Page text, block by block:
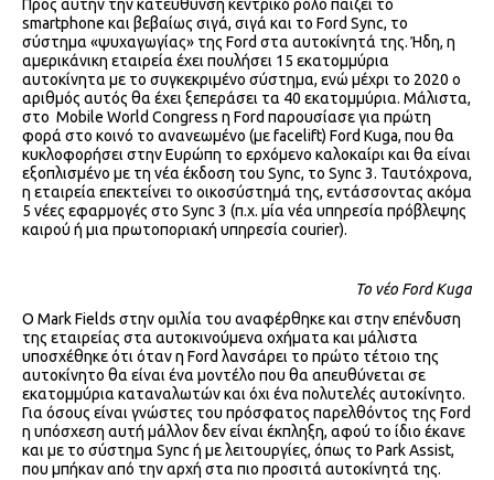
Προς αυτήν την κατεύθυνση κεντρικό ρόλο παίζει το
smartphone και βεβαίως σιγά, σιγά και το Ford Sync, το
σύστημα «ψυχαγωγίας» της Ford στα αυτοκίνητά της. Ήδη, η
αμερικάνικη εταιρεία έχει πουλήσει 15 εκατομμύρια
αυτοκίνητα με το συγκεκριμένο σύστημα, ενώ μέχρι το 2020 ο
αριθμός αυτός θα έχει ξεπεράσει τα 40 εκατομμύρια. Μάλιστα,
στο Mobile World Congress η Ford παρουσίασε για πρώτη
φορά στο κοινό το ανανεωμένο (με facelift) Ford Kuga, που θα
κυκλοφορήσει στην Ευρώπη το ερχόμενο καλοκαίρι και θα είναι
εξοπλισμένο με τη νέα έκδοση του Sync, το Sync 3. Ταυτόχρονα,
η εταιρεία επεκτείνει το οικοσύστημά της, εντάσσοντας ακόμα
5 νέες εφαρμογές στο Sync 3 (π.χ. μία νέα υπηρεσία πρόβλεψης
καιρού ή μια πρωτοποριακή υπηρεσία courier).
To νέο Ford Kuga
Ο Mark Fields στην ομιλία του αναφέρθηκε και στην επένδυση
της εταιρείας στα αυτοκινούμενα οχήματα και μάλιστα
υποσχέθηκε ότι όταν η Ford λανσάρει το πρώτο τέτοιο της
αυτοκίνητο θα είναι ένα μοντέλο που θα απευθύνεται σε
εκατομμύρια καταναλωτών και όχι ένα πολυτελές αυτοκίνητο.
Για όσους είναι γνώστες του πρόσφατος παρελθόντος της Ford
η υπόσχεση αυτή μάλλον δεν είναι έκπληξη, αφού το ίδιο έκανε
και με το σύστημα Sync ή με λειτουργίες, όπως το Park Assist,
που μπήκαν από την αρχή στα πιο προσιτά αυτοκίνητά της.